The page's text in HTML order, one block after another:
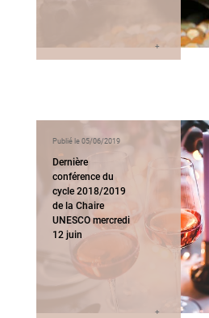
Publié le 05/06/2019
Dernière
conférence du
cycle 2018/2019
de la Chaire
UNESCO mercredi
12 juin